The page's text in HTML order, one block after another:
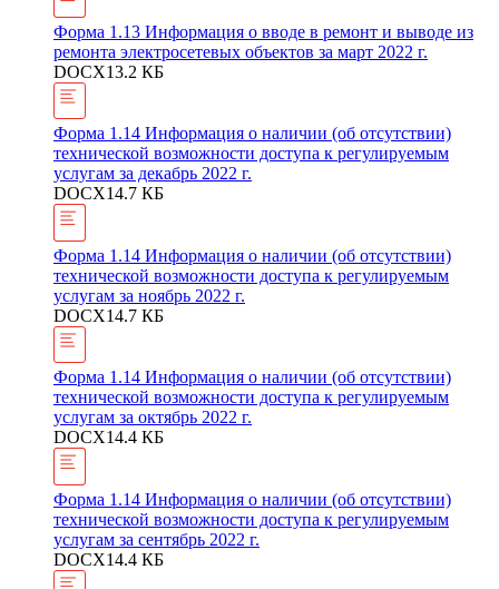
Форма 1.13 Информация о вводе в ремонт и выводе из
ремонта электросетевых объектов за март 2022 г.
DOCX13.2 КБ
Форма 1.14 Информация о наличии (об отсутствии)
технической возможности доступа к регулируемым
услугам за декабрь 2022 г.
DOCX14.7 КБ
Форма 1.14 Информация о наличии (об отсутствии)
технической возможности доступа к регулируемым
услугам за ноябрь 2022 г.
DOCX14.7 КБ
Форма 1.14 Информация о наличии (об отсутствии)
технической возможности доступа к регулируемым
услугам за октябрь 2022 г.
DOCX14.4 КБ
Форма 1.14 Информация о наличии (об отсутствии)
технической возможности доступа к регулируемым
услугам за сентябрь 2022 г.
DOCX14.4 КБ